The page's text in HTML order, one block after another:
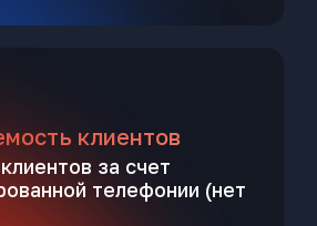
клиентов
за счет
телефонии (нет